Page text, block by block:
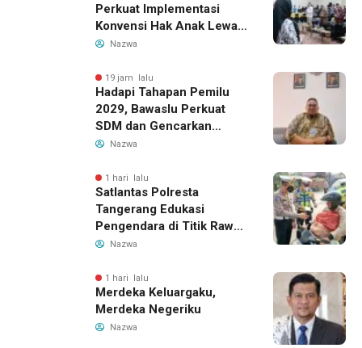
Perkuat Implementasi
Konvensi Hak Anak Lewat
Pelatihan Berbasis Budaya
Nazwa
19 jam lalu
Hadapi Tahapan Pemilu
2029, Bawaslu Perkuat
SDM dan Gencarkan
Pendidikan Demokrasi
Nazwa
1 hari lalu
Satlantas Polresta
Tangerang Edukasi
Pengendara di Titik Rawan
Kecelakaan Lewat
Nazwa
1 hari lalu
Merdeka Keluargaku,
Merdeka Negeriku
Nazwa